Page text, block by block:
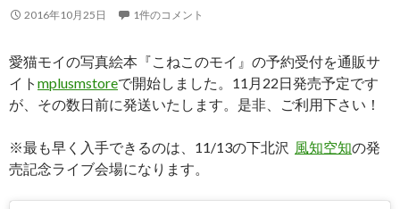
2016年10月25日 1件のコメント
愛猫モイの写真絵本『こねこのモイ』の予約受付を通販サ
イト mplusmstoreで開始しました。11月22日発売予定です
が、その数日前に発送いたします。是非、ご利用下さい！
※最も早く入手できるのは、11/13の下北沢 風知空知の発
売記念ライブ会場になります。